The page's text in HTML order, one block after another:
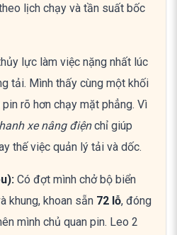
lịch chạy và tần suất bốc
lực làm việc nặng nhất lúc
tải. Mình thấy cùng một khối
rõ hơn chạy mặt phẳng. Vì
xe nâng điệnchỉ giúp
thế việc quản lý tải và dốc.
Có đợt mình chở bộ biển
khung, khoan sẵn 72 lỗ, đóng
mình chủ quan pin. Leo 2